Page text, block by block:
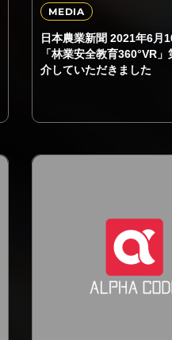
MEDIA
日本農業新聞 2021年6月
「林業安全教育360°VR
介していただきました